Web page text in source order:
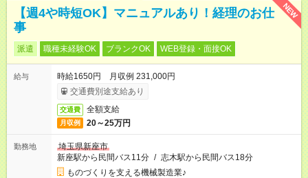
NEW
【週4や時短OK】マニュアルあり！経理のお仕
事
派遣 職種未経験OK ブランクOK WEB登録・面接OK
給与
時給1650円 月収例 231,000円
交通費別途支給あり
交通費 全額支給
月収例 20～25万円
勤務地
埼玉県新座市
新座駅から民間バス11分 / 志木駅から民間バス18分
ものづくりを支える機械製造業♪